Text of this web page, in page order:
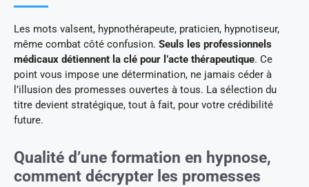
Les mots valsent, hypnothérapeute, praticien, hypnotiseur,
même combat côté confusion. Seuls les professionnels
médicaux détiennent la clé pour l’acte thérapeutique. Ce
point vous impose une détermination, ne jamais céder à
l’illusion des promesses ouvertes à tous. La sélection du
titre devient stratégique, tout à fait, pour votre crédibilité
future.
Qualité d’une formation en hypnose,
comment décrypter les promesses